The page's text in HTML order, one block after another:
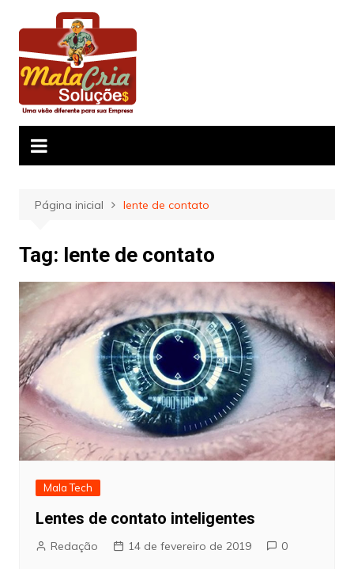
para
conteúdo
Página inicial lente de contato
Tag: lente de contato
Mala Tech
Lentes de contato inteligentes
Redação 14 de fevereiro de 2019 0